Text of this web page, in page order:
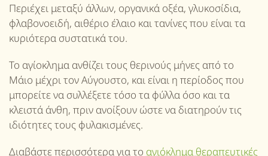
Περιέχει μεταξύ άλλων, οργανικά οξέα, γλυκοσίδια,
φλαβονοειδή, αιθέριο έλαιο και τανίνες που είναι τα
κυριότερα συστατικά του.
Το αγίοκλημα ανθίζει τους θερινούς μήνες από το
Μάιο μέχρι τον Αύγουστο, και είναι η περίοδος που
μπορείτε να συλλέξετε τόσο τα φύλλα όσο και τα
κλειστά άνθη, πριν ανοίξουν ώστε να διατηρούν τις
ιδιότητες τους φυλακισμένες.
Διαβάστε περισσότερα για το αγιόκλημα θεραπευτικές